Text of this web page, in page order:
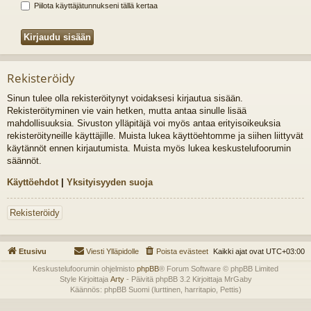
Piilota käyttäjätunnukseni tällä kertaa
Rekisteröidy
Sinun tulee olla rekisteröitynyt voidaksesi kirjautua sisään.
Rekisteröityminen vie vain hetken, mutta antaa sinulle lisää
mahdollisuuksia. Sivuston ylläpitäjä voi myös antaa erityisoikeuksia
rekisteröityneille käyttäjille. Muista lukea käyttöehtomme ja siihen liittyvät
käytännöt ennen kirjautumista. Muista myös lukea keskustelufoorumin
säännöt.
Käyttöehdot | Yksityisyyden suoja
Rekisteröidy
Etusivu Kaikki ajat ovat UTC+03:00
Poista evästeet
Viesti Ylläpidolle
Keskustelufoorumin ohjelmisto phpBB® Forum Software © phpBB Limited
Style Kirjoittaja Arty- Päivitä phpBB 3.2 Kirjoittaja MrGaby
Käännös: phpBB Suomi (lurttinen, harritapio, Pettis)